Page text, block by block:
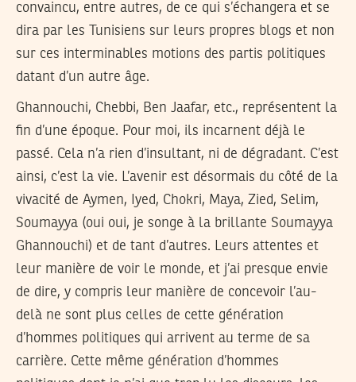
convaincu, entre autres, de ce qui s’échangera et se
dira par les Tunisiens sur leurs propres blogs et non
sur ces interminables motions des partis politiques
datant d’un autre âge.
Ghannouchi, Chebbi, Ben Jaafar, etc., représentent la
fin d’une époque. Pour moi, ils incarnent déjà le
passé. Cela n’a rien d’insultant, ni de dégradant. C’est
ainsi, c’est la vie. L’avenir est désormais du côté de la
vivacité de Aymen, Iyed, Chokri, Maya, Zied, Selim,
Soumayya (oui oui, je songe à la brillante Soumayya
Ghannouchi) et de tant d’autres. Leurs attentes et
leur manière de voir le monde, et j’ai presque envie
de dire, y compris leur manière de concevoir l’au-
delà ne sont plus celles de cette génération
d’hommes politiques qui arrivent au terme de sa
carrière. Cette même génération d’hommes